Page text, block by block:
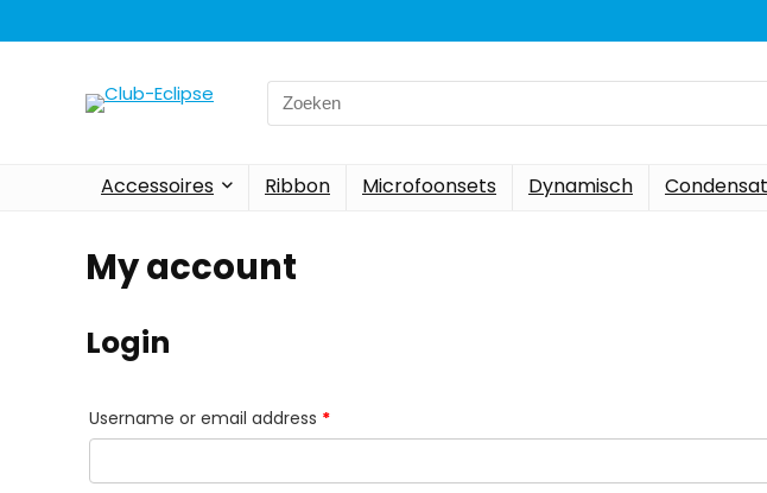
Search
for:
Accessoires Ribbon Microfoonsets Dynamisch
My account
Login
Username or email address *Required